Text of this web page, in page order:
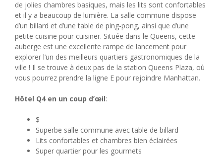
de jolies chambres basiques, mais les lits sont confortables
et il y a beaucoup de lumière. La salle commune dispose
d’un billard et d’une table de ping-pong, ainsi que d’une
petite cuisine pour cuisiner. Située dans le Queens, cette
auberge est une excellente rampe de lancement pour
explorer l’un des meilleurs quartiers gastronomiques de la
ville ! Il se trouve à deux pas de la station Queens Plaza, où
vous pourrez prendre la ligne E pour rejoindre Manhattan.
Hôtel Q4 en un coup d’œil:
$
Superbe salle commune avec table de billard
Lits confortables et chambres bien éclairées
Super quartier pour les gourmets